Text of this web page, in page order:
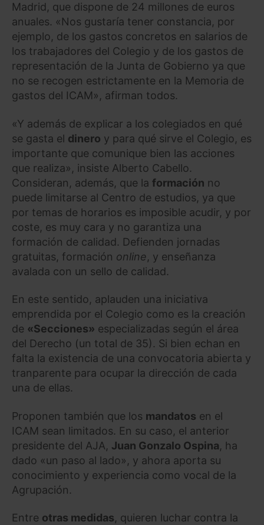
Madrid, que dispone de 24 millones de euros
anuales. «Nos gustaría tener constancia, por
ejemplo, de los gastos concretos en salarios de
los trabajadores del Colegio y de los gastos de
representación de la Junta de Gobierno ya que
no se recogen estrictamente en la Memoria de
gastos del ICAM», afirman todos.
«Y además de explicar a los colegiados en qué
se gasta el dinero y para qué sirve el Colegio, es
importante que comunique bien las acciones
que realiza», insiste Alberto Cabello.
Consideran, además, que la formación no
puede limitarse al Centro de estudios, ya que
por temas de horarios es imposible acudir, y por
coste, es muy cara y no garantiza una
formación de calidad. Defienden jornadas
gratuitas, formación online, y enseñanza
avalada con un sello de calidad.
En este sentido, aplauden una iniciativa
emprendida por el Colegio como es la creación
de «Secciones» especializadas según el área
del Derecho (un total de 35). Si bien echan en
falta la existencia de una convocatoria abierta y
tranparente para ocupar la dirección de cada
una de ellas.
Proponen también que los mandatos en el
ICAM sean limitados. En su caso, el anterior
presidente del AJA, Juan Gonzalo Ospina, ha
dado «un paso al lado», y ahora aporta su
conocimiento y experiencia como vocal de la
Agrupación.
Entre otras medidas, quieren luchar contra la